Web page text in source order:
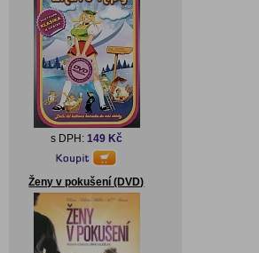
s DPH: 149 Kč
Ženy v pokušení (DVD)